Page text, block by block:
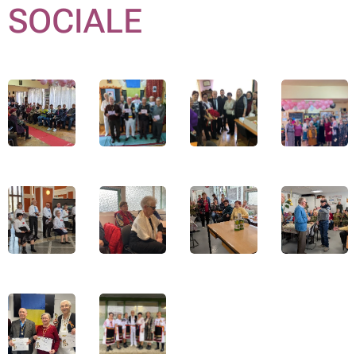
SOCIALE